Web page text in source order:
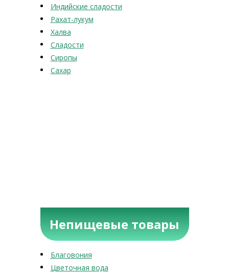
Индийские сладости
Рахат-лукум
Халва
Сладости
Сиропы
Сахар
Непищевые товары
Благовония
Цветочная вода